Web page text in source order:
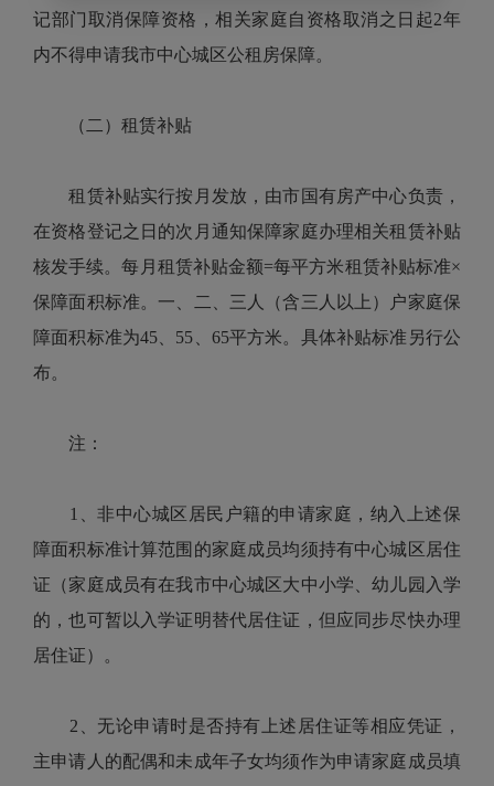
记部门取消保障资格，相关家庭自资格取消之日起2年
内不得申请我市中心城区公租房保障。
（二）租赁补贴
租赁补贴实行按月发放，由市国有房产中心负责，
在资格登记之日的次月通知保障家庭办理相关租赁补贴
核发手续。每月租赁补贴金额=每平方米租赁补贴标准×
保障面积标准。一、二、三人（含三人以上）户家庭保
障面积标准为45、55、65平方米。具体补贴标准另行公
布。
注：
1、非中心城区居民户籍的申请家庭，纳入上述保
障面积标准计算范围的家庭成员均须持有中心城区居住
证（家庭成员有在我市中心城区大中小学、幼儿园入学
的，也可暂以入学证明替代居住证，但应同步尽快办理
居住证）。
2、无论申请时是否持有上述居住证等相应凭证，
主申请人的配偶和未成年子女均须作为申请家庭成员填